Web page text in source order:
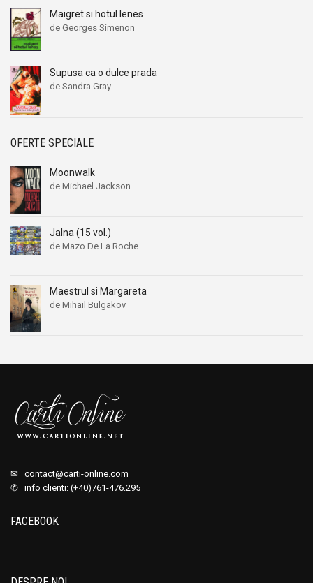
Maigret si hotul lenes
de Georges Simenon
Supusa ca o dulce prada
de Sandra Gray
OFERTE SPECIALE
Moonwalk
de Michael Jackson
Jalna (15 vol.)
de Mazo De La Roche
Maestrul si Margareta
de Mihail Bulgakov
✉ contact@carti-online.com
✆ info clienti: (+40)761-476.295
FACEBOOK